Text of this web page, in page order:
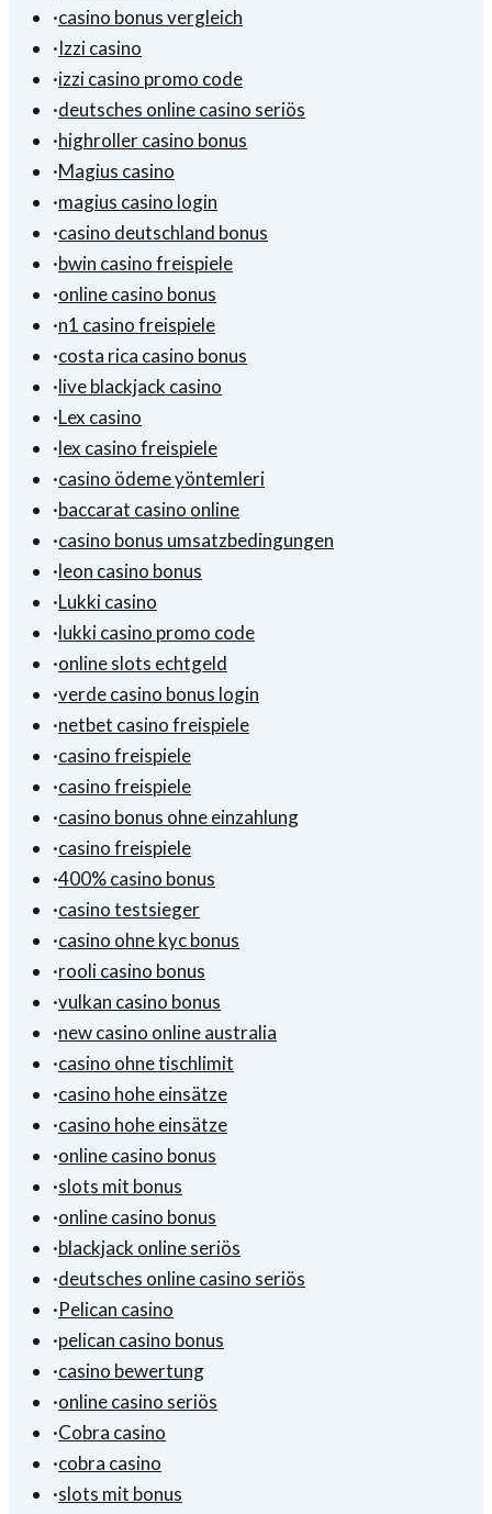
·casino bonus vergleich
·Izzi casino
·izzi casino promo code
·deutsches online casino seriös
·highroller casino bonus
·Magius casino
·magius casino login
·casino deutschland bonus
·bwin casino freispiele
·online casino bonus
·n1 casino freispiele
·costa rica casino bonus
·live blackjack casino
·Lex casino
·lex casino freispiele
·casino ödeme yöntemleri
·baccarat casino online
·casino bonus umsatzbedingungen
·leon casino bonus
·Lukki casino
·lukki casino promo code
·online slots echtgeld
·verde casino bonus login
·netbet casino freispiele
·casino freispiele
·casino freispiele
·casino bonus ohne einzahlung
·casino freispiele
·400% casino bonus
·casino testsieger
·casino ohne kyc bonus
·rooli casino bonus
·vulkan casino bonus
·new casino online australia
·casino ohne tischlimit
·casino hohe einsätze
·casino hohe einsätze
·online casino bonus
·slots mit bonus
·online casino bonus
·blackjack online seriös
·deutsches online casino seriös
·Pelican casino
·pelican casino bonus
·casino bewertung
·online casino seriös
·Cobra casino
·cobra casino
·slots mit bonus